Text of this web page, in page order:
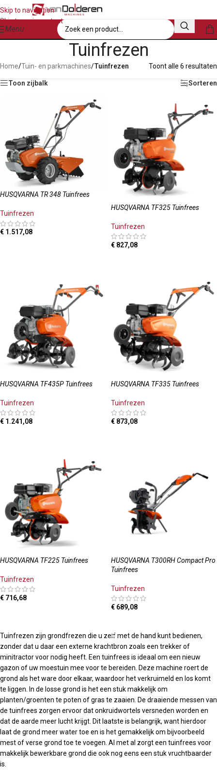
Skip to navigation
Skip to main content
Menu
Tuinfrezen
Home/Tuin- en parkmachines/Tuinfrezen Toont alle 6 resultaten
Toon zijbalk Sorteren
HUSQVARNA TR 348 Tuinfrees
Tuinfrezen
€ 1.517,08
HUSQVARNA TF325 Tuinfrees
Tuinfrezen
€ 827,08
HUSQVARNA TF435P Tuinfrees
Tuinfrezen
€ 1.241,08
HUSQVARNA TF335 Tuinfrees
Tuinfrezen
€ 873,08
HUSQVARNA TF225 Tuinfrees
Tuinfrezen
€ 716,68
HUSQVARNA T300RH Compact Pro
Tuinfrees
Tuinfrezen
€ 689,08
Tuinfrezen zijn grondfrezen die u zelf met de hand kunt bedienen,
zonder dat u daar een externe krachtbron zoals een trekker of
minitractor voor nodig heeft. Een tuinfrees is ideaal om een nieuw
gazon of uw moestuin mee voor te bereiden. Deze machine roert de
grond als het ware door elkaar, waardoor het verkruimeld en los komt
te liggen. In de losse grond is het een stuk makkelijk om
planten/groenten te poten of gras te zaaien. De draaiende messen van
de tuinfrees zorgen ervoor dat onkruidwortels versneden worden en
dat de aarde meer lucht krijgt. Dit laatste is belangrijk, want hierdoor
laat de grond meer water toe en is het gemakkelijk om bijvoorbeeld
mest of verse grond toe te voegen. Al met al zorgt een tuinfrees voor
makkelijk bewerkbare grond die ook nog eens een stuk vruchtbaarder
is.